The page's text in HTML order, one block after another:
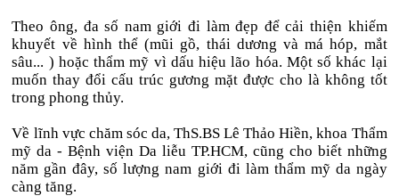
Theo ông, đa số nam giới đi làm đẹp để cải thiện khiếm
khuyết về hình thể (mũi gồ, thái dương và má hóp, mắt
sâu... ) hoặc thẩm mỹ vì dấu hiệu lão hóa. Một số khác lại
muốn thay đổi cấu trúc gương mặt được cho là không tốt
trong phong thủy.
Về lĩnh vực chăm sóc da, ThS.BS Lê Thảo Hiền, khoa Thẩm
mỹ da - Bệnh viện Da liễu TP.HCM, cũng cho biết những
năm gần đây, số lượng nam giới đi làm thẩm mỹ da ngày
càng tăng.